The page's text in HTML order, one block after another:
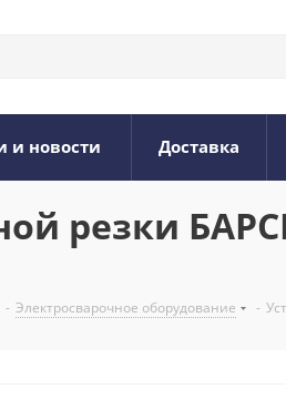
и новости Доставка
резки
- Электросварочное оборудование -